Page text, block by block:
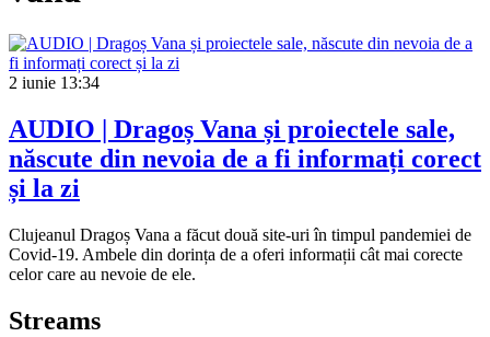
2 iunie 13:34
AUDIO | Dragoș Vana și proiectele sale,
născute din nevoia de a fi informați corect
și la zi
Clujeanul Dragoș Vana a făcut două site-uri în timpul pandemiei de
Covid-19. Ambele din dorința de a oferi informații cât mai corecte
celor care au nevoie de ele.
Streams